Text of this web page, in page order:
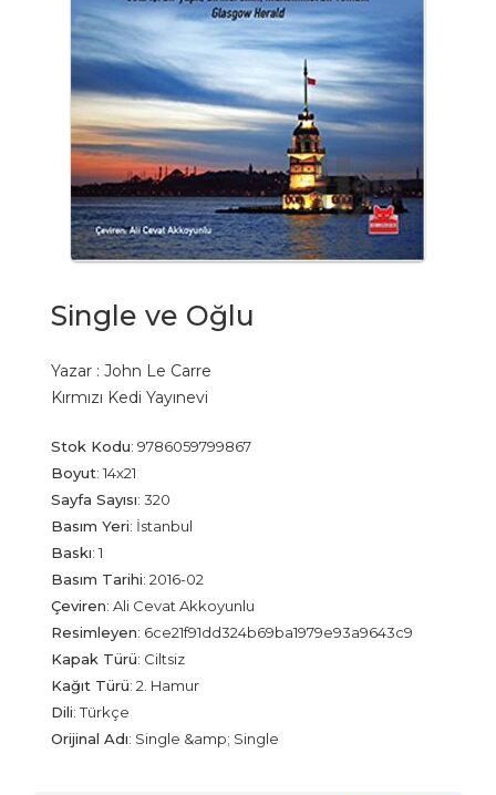
Single ve Oğlu
Yazar : John Le Carre
Kırmızı Kedi Yayınevi
Stok Kodu: 9786059799867
Boyut: 14x21
Sayfa Sayısı: 320
Basım Yeri: İstanbul
Baskı: 1
Basım Tarihi: 2016-02
Çeviren: Ali Cevat Akkoyunlu
Resimleyen: 6ce21f91dd324b69ba1979e93a9643c9
Kapak Türü: Ciltsiz
Kağıt Türü: 2. Hamur
Dili:Türkçe
Orijinal Adı: Single &amp; Single